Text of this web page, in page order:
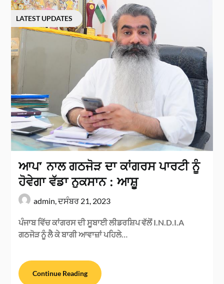
LATEST UPDATES
ਆਪ’ ਨਾਲ ਗਠਜੋੜ ਦਾ ਕਾਂਗਰਸ ਪਾਰਟੀ ਨੂੰ
ਹੋਵੇਗਾ ਵੱਡਾ ਨੁਕਸਾਨ : ਆਸ਼ੂ
admin,ਦਸੰਬਰ 21, 2023
ਪੰਜਾਬ ਵਿੱਚ ਕਾਂਗਰਸ ਦੀ ਸੂਬਾਈ ਲੀਡਰਸ਼ਿਪ ਵੱਲੋਂ I.N.D.I.A
ਗਠਜੋੜ ਨੂੰ ਲੈ ਕੇ ਬਾਗੀ ਆਵਾਜ਼ਾਂ ਪਹਿਲੇ…
Continue Reading